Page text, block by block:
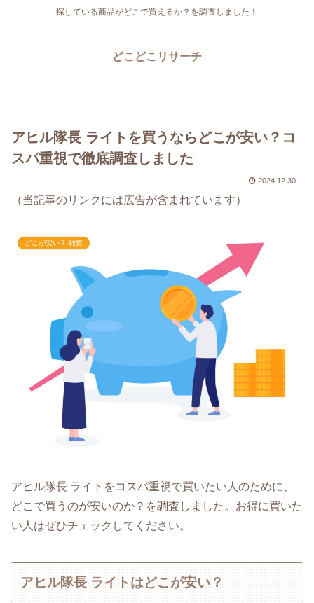
探している商品がどこで買えるか？を調査しました！
どこどこリサーチ
アヒル隊長 ライトを買うならどこが安い？コ
スパ重視で徹底調査しました
2024.12.30
（当記事のリンクには広告が含まれています）
どこが安い？-雑貨
アヒル隊長 ライトをコスパ重視で買いたい人のために、
どこで買うのが安いのか？を調査しました。お得に買いた
い人はぜひチェックしてください。
アヒル隊長 ライトはどこが安い？